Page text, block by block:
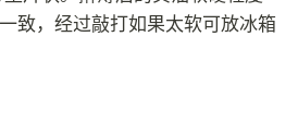
致，经过敲打如果太软可放冰箱